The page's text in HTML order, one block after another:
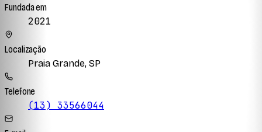
Fundada em
2021
Localização
Praia Grande, SP
Telefone
(13) 33566044